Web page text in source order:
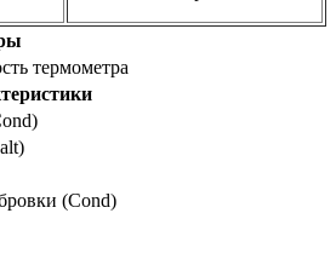
термометра
(Cond)